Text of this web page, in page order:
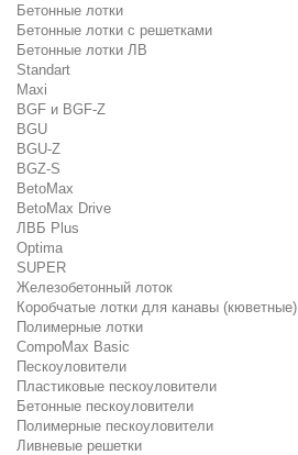
Бетонные лотки
Бетонные лотки с решетками
Бетонные лотки ЛВ
Standart
Maxi
BGF и BGF-Z
BGU
BGU-Z
BGZ-S
BetoMax
BetoMax Drive
ЛВБ Plus
Optima
SUPER
Железобетонный лоток
Коробчатые лотки для канавы (кюветные)
Полимерные лотки
CompoMax Basic
Пескоуловители
Пластиковые пескоуловители
Бетонные пескоуловители
Полимерные пескоуловители
Ливневые решетки